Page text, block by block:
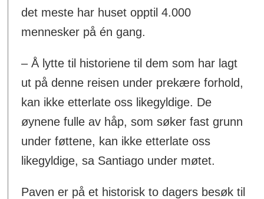
det meste har huset opptil 4.000
mennesker på én gang.
– Å lytte til historiene til dem som har lagt
ut på denne reisen under prekære forhold,
kan ikke etterlate oss likegyldige. De
øynene fulle av håp, som søker fast grunn
under føttene, kan ikke etterlate oss
likegyldige, sa Santiago under møtet.
Paven er på et historisk to dagers besøk til